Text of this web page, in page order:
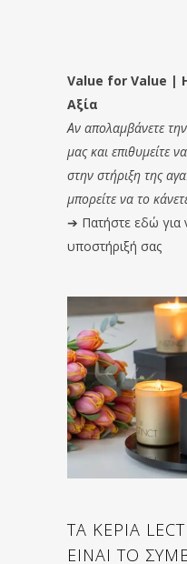
Value for Value |
Αξία
Αν απολαμβάνετε
μας και επιθυμείτε
στην στήριξη της
μπορείτε να το
➔ Πατήστε εδώ για
υποστήριξή σας
ΤΑ ΚΕΡΙΑ
ΕΙΝΑΙ ΤΟ